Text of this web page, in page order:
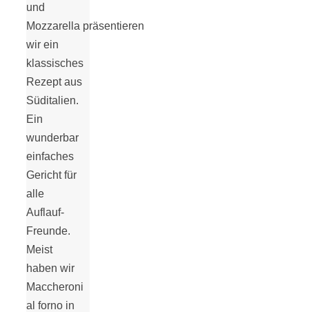
und
Mozzarella präsentieren
wir ein
klassisches
Rezept aus
Süditalien.
Ein
wunderbar
einfaches
Gericht für
alle
Auflauf-
Freunde.
Meist
haben wir
Maccheroni
al forno in